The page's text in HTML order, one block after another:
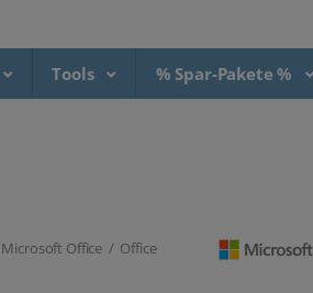
Tools % Spar-Pakete %
Office / Office